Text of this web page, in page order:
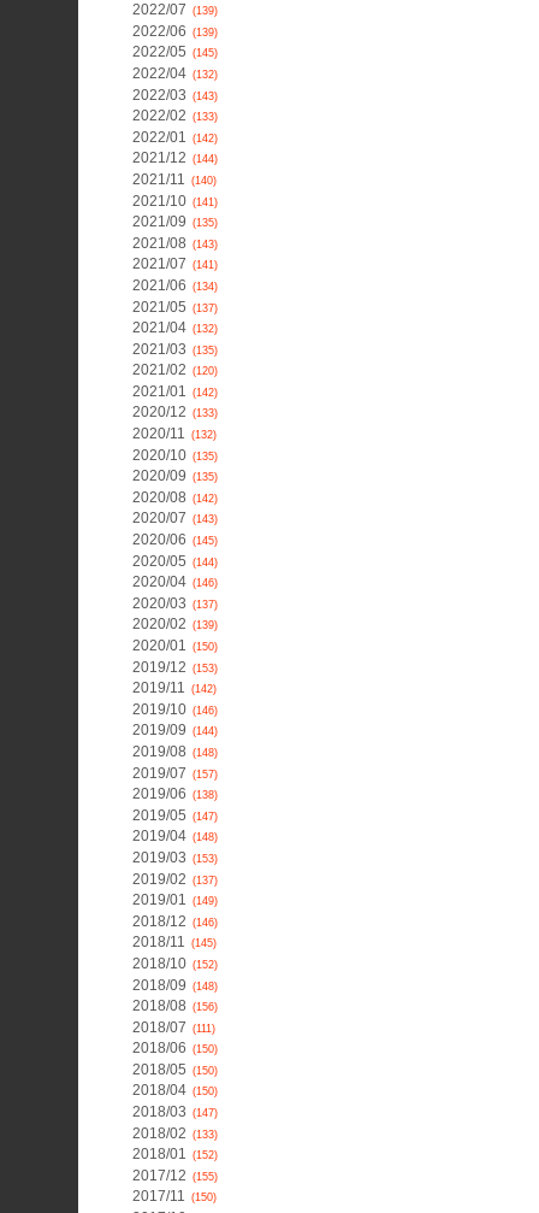
2022/07 (139)
2022/06 (139)
2022/05 (145)
2022/04 (132)
2022/03 (143)
2022/02 (133)
2022/01 (142)
2021/12 (144)
2021/11 (140)
2021/10 (141)
2021/09 (135)
2021/08 (143)
2021/07 (141)
2021/06 (134)
2021/05 (137)
2021/04 (132)
2021/03 (135)
2021/02 (120)
2021/01 (142)
2020/12 (133)
2020/11 (132)
2020/10 (135)
2020/09 (135)
2020/08 (142)
2020/07 (143)
2020/06 (145)
2020/05 (144)
2020/04 (146)
2020/03 (137)
2020/02 (139)
2020/01 (150)
2019/12 (153)
2019/11 (142)
2019/10 (146)
2019/09 (144)
2019/08 (148)
2019/07 (157)
2019/06 (138)
2019/05 (147)
2019/04 (148)
2019/03 (153)
2019/02 (137)
2019/01 (149)
2018/12 (146)
2018/11 (145)
2018/10 (152)
2018/09 (148)
2018/08 (156)
2018/07 (111)
2018/06 (150)
2018/05 (150)
2018/04 (150)
2018/03 (147)
2018/02 (133)
2018/01 (152)
2017/12 (155)
2017/11 (150)